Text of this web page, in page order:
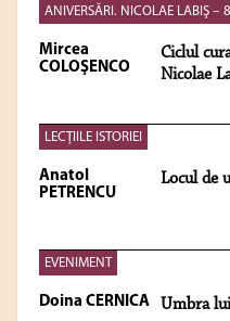
ANIVERSĂRI. NICOLAE LABIŞ –
Mircea
COLOŞENCO
Ciclul
Nicolae
LECŢIILE ISTORIEI
Anatol
PETRENCU
Locul de
EVENIMENT
Doina CERNICA Umbra